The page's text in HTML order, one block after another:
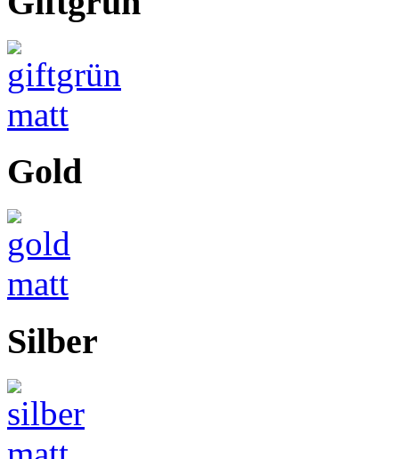
Gold
Silber